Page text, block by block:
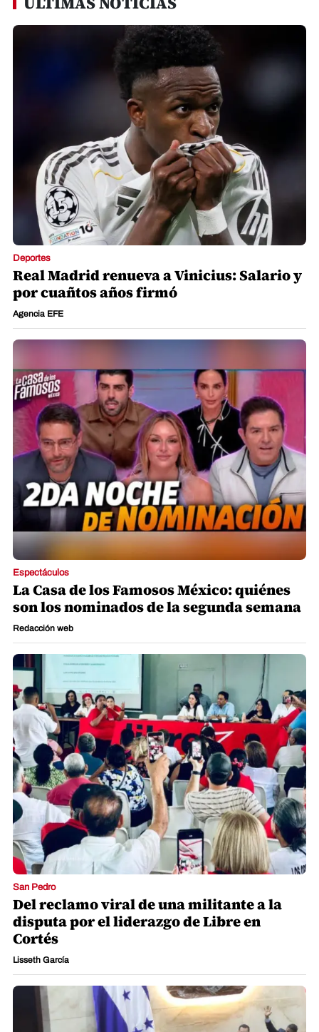
Deportes
Real Madrid renueva a Vinicius: Salario y
por cuañtos años firmó
Agencia EFE
Espectáculos
La Casa de los Famosos México: quiénes
son los nominados de la segunda semana
Redacción web
San Pedro
Del reclamo viral de una militante a la
disputa por el liderazgo de Libre en
Cortés
Lisseth García